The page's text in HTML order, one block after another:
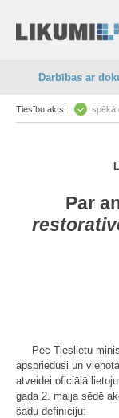
Darbības ar
Tiesību akts: spēkā
Par
Pēc Tieslietu
apspriedusi un
atveidei oficiālā
gada 2. maija sēdē
šādu definīciju: